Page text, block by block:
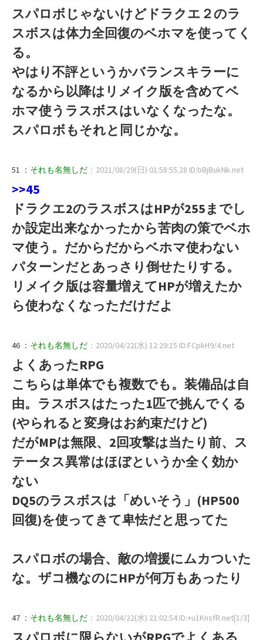
スパロボじゃないけどドラクエ２のラ
スボスは体力全回復のベホマを使ってく
る。
やはり不評というかバランスキラーに
なるから以降はリメイク版を含めてベ
ホマ使うラスボスはいなくなったな。
スパロボもそれと同じかな。
51 ： それも名無しだ ：2021/08/29(日) 01:58:55.28 ID:bBjBukNk.net
>>45
ドラクエ2のラスボスはHPが255までし
か設定出来なかったから苦肉の策でベホ
マ使う。だからだからベホマ使わない
パターンだとあっさり倒せたりする。
リメイク版は容量増えてHPが増えたか
ら使わなくなっただけだよ
46 ： それも名無しだ ：2020/04/22(水) 12:29:15 ID:FCpkH9/4.net
よくあったRPG
こちらは単体でも複数でも。装備品は自
由。ラスボスはたった1匹で挑んでくる
(やられると変身はお約束だけど)
だがMPは無限、2回攻撃は当たり前、ス
テータス異常はほぼというか全く効か
ない
DQ5のラスボスは「めいそう」(HP500
回復)を使ってきて卑怯だと思ってた
スパロボの場合、敵の増援にムカついた
な。ザコ機なのにHPが何万もあったり
47 ： それも名無しだ ：2020/04/22(水) 21:02:54 ID:+u1KnsfR.net[1/3]